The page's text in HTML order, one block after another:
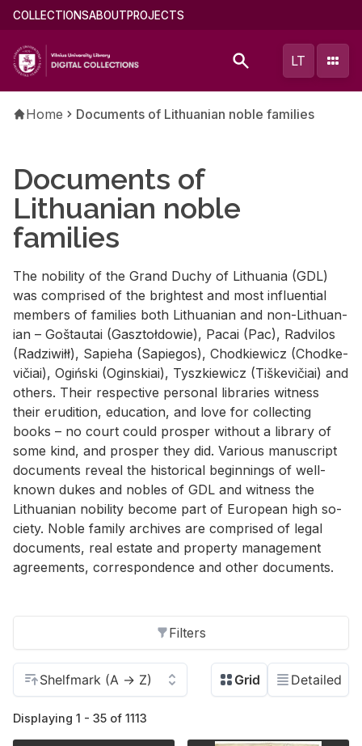
Skip
main
content
Main
(english)
COLLECTIONSABOUTPROJECTS
LT
Breadcrumb
Home Documents of Lithuanian noble families
Documents of
Lithuanian noble
families
The no­bil­ity of the Grand Duchy of Lithua­nia (GDL)
was com­prised of the bright­est and most in­flu­en­tial
mem­bers of fam­i­lies both Lithuan­ian and non-Lithuan­
ian – Goš­tau­tai (Gasz­toł­dowie), Pacai (Pac), Radvi­los
(Radzi­wiłł), Sapieha (Sapie­gos), Chod­kiewicz (Chod­ke­
vičiai), Ogiński (Ogin­skiai), Tyszkiewicz (Tiške­vičiai) and
oth­ers. Their re­spec­tive per­sonal li­braries wit­ness
their eru­di­tion, ed­u­ca­tion, and love for col­lect­ing
books – no court could pros­per with­out a li­brary of
some kind, and pros­per they did. Var­i­ous man­u­script
doc­u­ments re­veal the his­tor­i­cal be­gin­nings of well-
known dukes and no­bles of GDL and wit­ness the
Lithuan­ian no­bil­ity be­come part of Eu­ro­pean high so­
ci­ety. No­ble fam­ily archives are com­prised of le­gal
doc­u­ments, real es­tate and prop­erty man­age­ment
agree­ments, cor­re­spon­dence and other doc­u­ments.
Filters
Displaying 1 - 35 of 1113